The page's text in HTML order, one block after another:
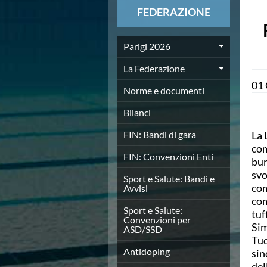
News
Europei a modo Mei
Nuoto
Eventi attività agonistica
Calendario nazionale
Norme e documenti
Risultati e Classifiche
Graduatorie
Graduatorie Stagione 2025-2026
Azzurri
Records
News
Flash News
Pallanuoto
Norme e documenti
Le Nazionali
Coppa Italia
Campionato A1 Maschile
Campionato A1 Femminile
FEDERAZIONE
Parigi 2026
La Federazione
Norme e documenti
Bilanci
FIN: Bandi di gara
FIN: Convenzioni Enti
Sport e Salute: Bandi e
Avvisi
Sport e Salute:
Convenzioni per
ASD/SSD
Antidoping
01
La